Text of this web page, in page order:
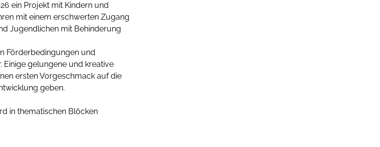
ein Projekt mit Kindern und
mit einem erschwerten Zugang
Jugendlichen mit Behinderung
Förderbedingungen und
gelungene und kreative
ersten Vorgeschmack auf die
geben.
in thematischen Blöcken